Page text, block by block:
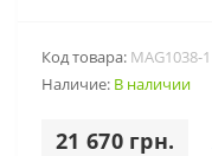
Код товара: MAG1038-1
Наличие: В наличии
21 670 грн.